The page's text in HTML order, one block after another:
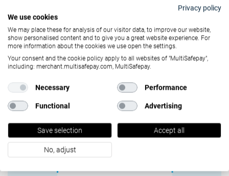
Privacy policy
We use cookies
We may place these for analysis of our visitor data, to improve our website,
show personalised content and to give you a great website experience. For
more information about the cookies we use open the settings.
Your consent and the cookie policy apply to all websites of "MultiSafepay",
including: merchant.multisafepay.com, MultiSafepay.
Necessary Performance
Functional Advertising
Save selection Accept all
No, adjust